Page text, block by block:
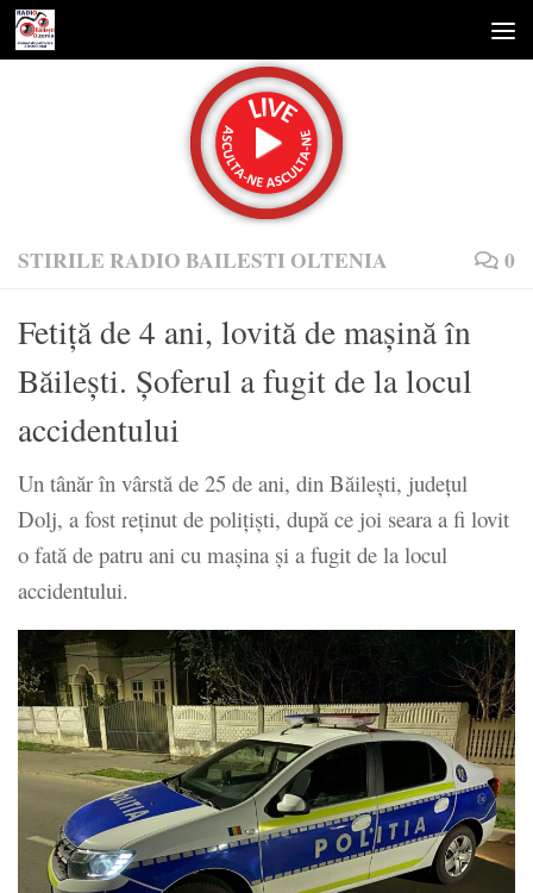
Skip to content
STIRILE RADIO BAILESTI OLTENIA 0
Fetiță de 4 ani, lovită de mașină în
Băilești. Șoferul a fugit de la locul
accidentului
Un tânăr în vârstă de 25 de ani, din Băilești, județul
Dolj, a fost reținut de polițiști, după ce joi seara a fi lovit
o fată de patru ani cu mașina și a fugit de la locul
accidentului.